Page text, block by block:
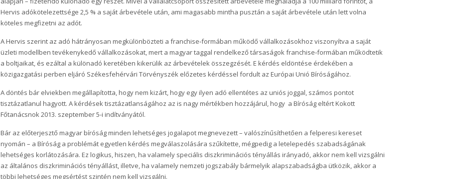
Hervis adókötelezettsége 2,5 % a saját árbevétele után, ami magasabb mintha pusztán a saját árbevétele után lett volna
köteles megfizetni az adót.
A Hervis szerint az adó hátrányosan megkülönbözteti a franchise‑formában működő vállalkozásokhoz viszonyítva a saját
üzleti modellben tevékenykedő vállalkozásokat, mert a magyar taggal rendelkező társaságok franchise‑formában működtetik
a boltjaikat, és ezáltal a különadó keretében kikerülik az árbevételek összegzését. E kérdés eldöntése érdekében a
közigazgatási perben eljáró Székesfehérvári Törvényszék előzetes kérdéssel fordult az Európai Unió Bíróságához.
A döntés bár elviekben megállapította, hogy nem kizárt, hogy egy ilyen adó ellentétes az uniós joggal, számos pontot
tisztázatlanul hagyott. A kérdések tisztázatlanságához az is nagy mértékben hozzájárul, hogy a Bíróság eltért Kokott
Főtanácsnok 2013. szeptember 5-i indítványától.
Bár az előterjesztő magyar bíróság minden lehetséges jogalapot megnevezett – valószínűsíthetően a felperesi kereset
nyomán – a Bíróság a problémát egyetlen kérdés megválaszolására szűkítette, mégpedig a letelepedés szabadságának
lehetséges korlátozására. Ez logikus, hiszen, ha valamely speciális diszkriminációs tényállás irányadó, akkor nem kell vizsgálni
az általános diszkriminációs tényállást, illetve, ha valamely nemzeti jogszabály bármelyik alapszabadságba ütközik, akkor a
többi lehetséges megsértést szintén nem kell vizsgálni.